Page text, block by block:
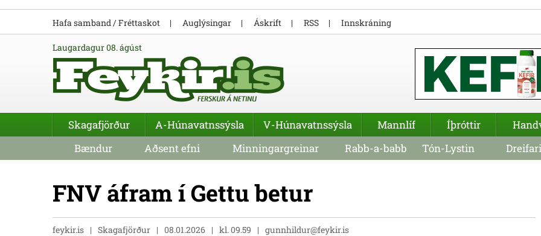
laugardagur 08. ágúst
FNV áfram í Gettu betur
feykir.is Skagafjörður 08.01.2026 kl. 09.59 gunnhildur@feykir.is
Hafa samband / Fréttaskot Auglýsingar Áskrift RSS Innskráning
Skagafjörður A-Húnavatnssýsla V-Húnavatnssýsla Mannlíf Íþróttir
Bændur
Aðsent efni Minningargreinar Rabb-a-babb Tón-Lystin